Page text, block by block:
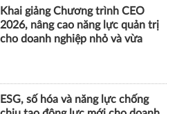
ESG, số hóa và năng lực chống
chịu tạo động lực mới cho doanh
nghiệp Việt
Ra mắt Rail&Cons Platform 2.0,
thúc đẩy hình thành hệ sinh thái